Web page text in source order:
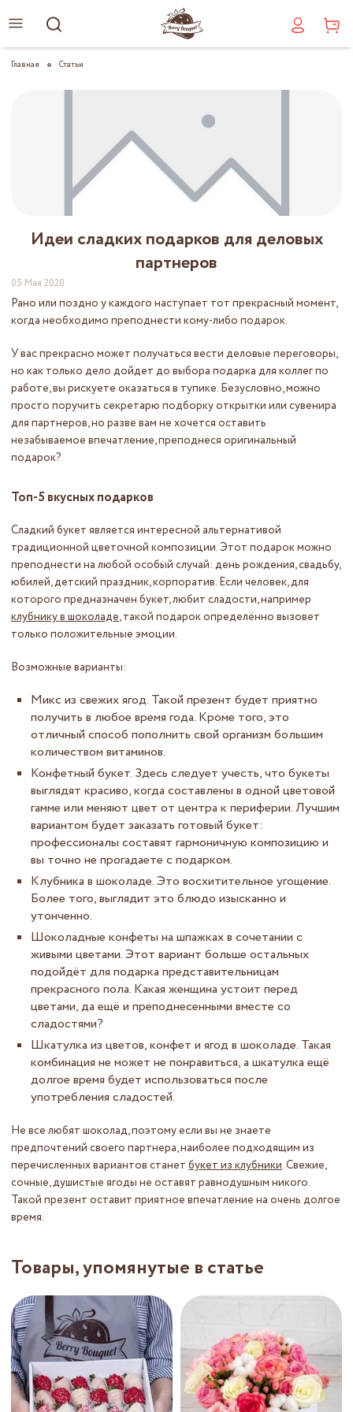
Главная Статьи
Идеи сладких подарков для деловых
партнеров
05 Мая 2020
Рано или поздно у каждого наступает тот прекрасный момент,
когда необходимо преподнести кому-либо подарок.
У вас прекрасно может получаться вести деловые переговоры,
но как только дело дойдет до выбора подарка для коллег по
работе, вы рискуете оказаться в тупике. Безусловно, можно
просто поручить секретарю подборку открытки или сувенира
для партнеров, но разве вам не хочется оставить
незабываемое впечатление, преподнеся оригинальный
подарок?
Топ-5 вкусных подарков
Сладкий букет является интересной альтернативой
традиционной цветочной композиции. Этот подарок можно
преподнести на любой особый случай: день рождения, свадьбу,
юбилей, детский праздник, корпоратив. Если человек, для
которого предназначен букет, любит сладости, например
клубнику в шоколаде, такой подарок определённо вызовет
только положительные эмоции.
Возможные варианты:
Микс из свежих ягод. Такой презент будет приятно
получить в любое время года. Кроме того, это
отличный способ пополнить свой организм большим
количеством витаминов.
Конфетный букет. Здесь следует учесть, что букеты
выглядят красиво, когда составлены в одной цветовой
гамме или меняют цвет от центра к периферии. Лучшим
вариантом будет заказать готовый букет:
профессионалы составят гармоничную композицию и
вы точно не прогадаете с подарком.
Клубника в шоколаде. Это восхитительное угощение.
Более того, выглядит это блюдо изысканно и
утонченно.
Шоколадные конфеты на шпажках в сочетании с
живыми цветами. Этот вариант больше остальных
подойдёт для подарка представительницам
прекрасного пола. Какая женщина устоит перед
цветами, да ещё и преподнесенными вместе со
сладостями?
Шкатулка из цветов, конфет и ягод в шоколаде. Такая
комбинация не может не понравиться, а шкатулка ещё
долгое время будет использоваться после
употребления сладостей.
Не все любят шоколад, поэтому если вы не знаете
предпочтений своего партнера, наиболее подходящим из
перечисленных вариантов станет букет из клубники. Свежие,
сочные, душистые ягоды не оставят равнодушным никого.
Такой презент оставит приятное впечатление на очень долгое
время.
Товары, упомянутые в статье